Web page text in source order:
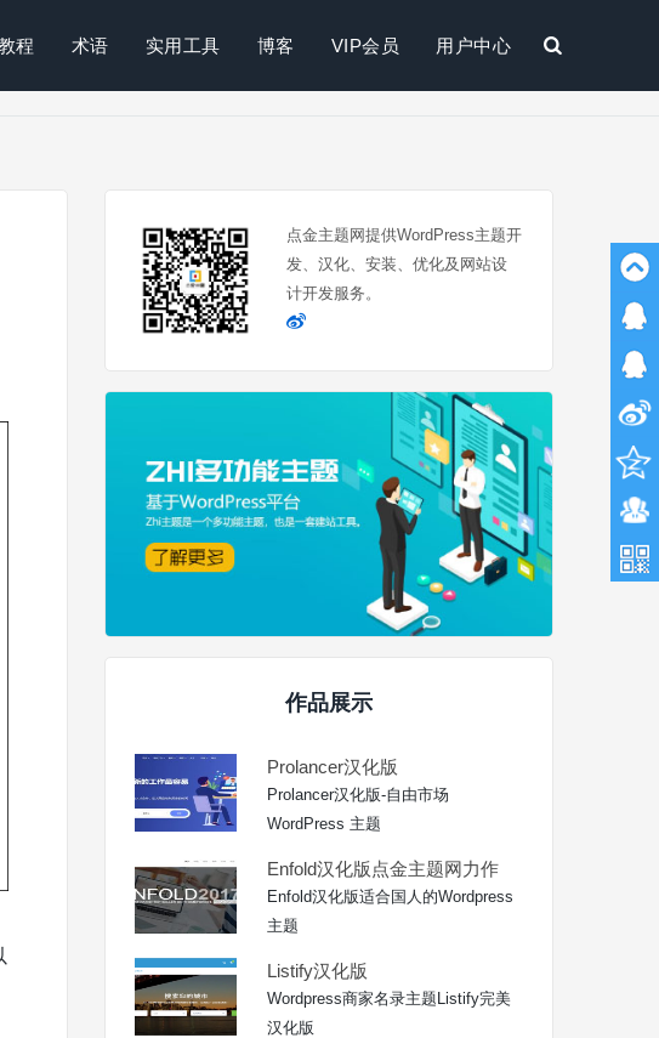
程 术语 实用工具 博客 VIP会员 用户中心
点金主题网提供WordPress主题开
发、汉化、安装、优化及网站设
计开发服务。
作品展示
Prolancer汉化版
Prolancer汉化版-自由市场
WordPress 主题
Enfold汉化版点金主题网力作
Enfold汉化版适合国人的Wordpress
主题
Listify汉化版
Wordpress商家名录主题Listify完美
汉化版